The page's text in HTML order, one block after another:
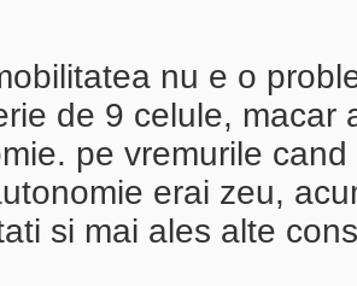
nu e o
de 9 celule, macar
pe vremurile
erai zeu,
si mai ales alte